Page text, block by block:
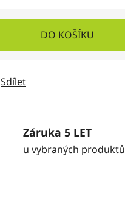
DO KOŠÍKU
Sdílet
Záruka 5 LET
u vybraných produktů